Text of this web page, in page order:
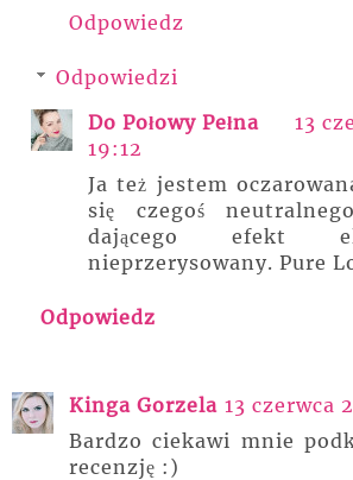
Odpowiedz
Odpowiedzi
Do Połowy Pełna
13
19:12
Ja też jestem
się czegoś
dającego efekt
nieprzerysowany. Pure
Odpowiedz
Kinga Gorzela 13 czerwca
Bardzo ciekawi mnie
recenzję :)